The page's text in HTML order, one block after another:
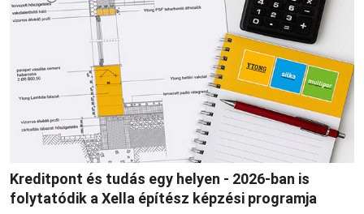
Kreditpont és tudás egy helyen - 2026-ban is
folytatódik a Xella építész képzési programja